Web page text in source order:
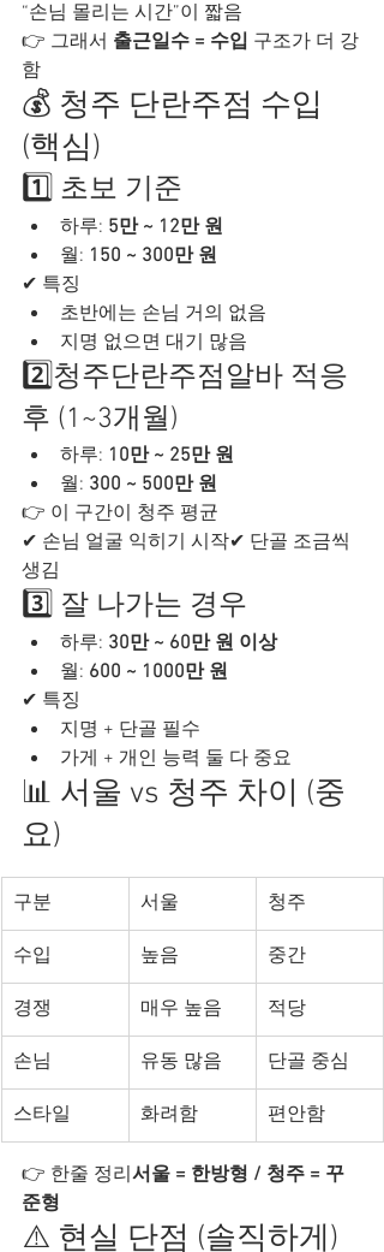
“손님 몰리는 시간”이 짧음
👉 그래서 출근일수 = 수입 구조가 더 강
함
💰 청주 단란주점 수입
(핵심)
1️⃣ 초보 기준
하루: 5만 ~ 12만 원
월: 150 ~ 300만 원
✔ 특징
초반에는 손님 거의 없음
지명 없으면 대기 많음
2️⃣청주단란주점알바 적응
후 (1~3개월)
하루: 10만 ~ 25만 원
월: 300 ~ 500만 원
👉 이 구간이 청주 평균
✔ 손님 얼굴 익히기 시작✔ 단골 조금씩
생김
3️⃣ 잘 나가는 경우
하루: 30만 ~ 60만 원 이상
월: 600 ~ 1000만 원
✔ 특징
지명 + 단골 필수
가게 + 개인 능력 둘 다 중요
📊 서울 vs 청주 차이 (중
요)
구분 서울 청주
수입 높음 중간
경쟁 매우 높음 적당
손님 유동 많음 단골 중심
스타일 화려함 편안함
👉 한줄 정리 서울 = 한방형 / 청주 = 꾸
준형
⚠️ 현실 단점 (솔직하게)